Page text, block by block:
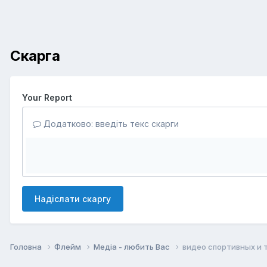
Скарга
Your Report
Додатково: введіть текс скарги
Надіслати скаргу
Головна Флейм Медіа - любить Вас видео спортивных и